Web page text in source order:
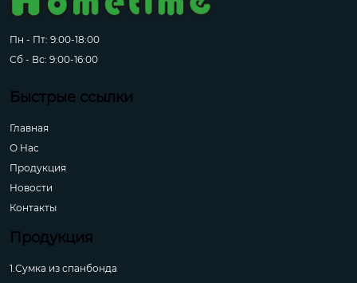
Пн - Пт: 9:00-18:00
Сб - Вс: 9:00-16:00
Быстрые ссылки
Главная
О Hас
Продукция
Новости
Контакты
Продукция
1.Сумка из спанбонда